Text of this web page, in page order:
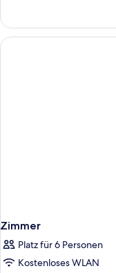
Zimmer
Platz für 6 Personen
Kostenloses WLAN